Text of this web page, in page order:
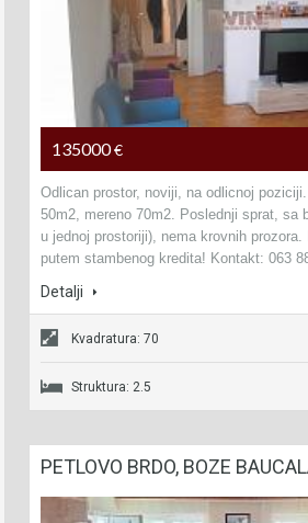
135000€
Odlican prostor, noviji, na odlicnoj
50m2, mereno 70m2. Poslednji sprat, sa
u jednoj prostoriji), nema krovnih
putem stambenog kredita! Kontakt: 063
Detalji
Kvadratura: 70
Struktura: 2.5
PETLOVO BRDO, BOZE